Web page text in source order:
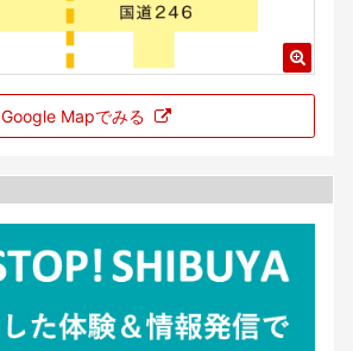
Google Mapでみる